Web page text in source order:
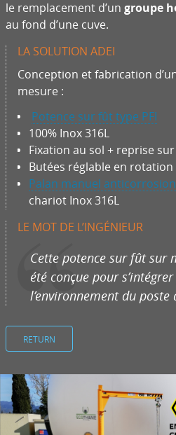
le remplacement d’un groupe
au fond d’une cuve.
LA SOLUTION ADEI
Conception et fabrication
mesure :
Potence sur fût type PFI
100% Inox 316L
Fixation au sol + reprise
Butées réglable en rotation
Palan manuel anticorrosion
chariot Inox 316L
LE MOT DE L’INGÉNIEUR
Cette potence sur fût sur
été conçue pour
l’environnement du poste
RETURN